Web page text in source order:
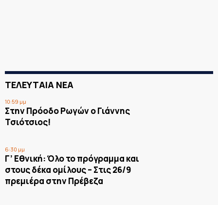
ΤΕΛΕΥΤΑΙΑ ΝΕΑ
10:59 μμ
Στην Πρόοδο Ρωγών ο Γιάννης
Τσιότσιος!
6:30 μμ
Γ’ Εθνική: Όλο το πρόγραμμα και
στους δέκα ομίλους – Στις 26/9
πρεμιέρα στην Πρέβεζα